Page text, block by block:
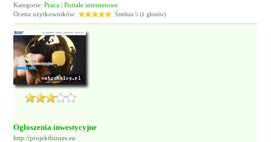
Kategorie:Praca |Portale internetowe
Ocena użytkowników:
Średnia 5 (1 głosów)
Ogłoszenia inwestycyjne
http://projektbiznes.eu